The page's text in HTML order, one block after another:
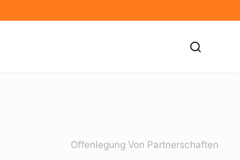
Offenlegung Von Partnerschaften